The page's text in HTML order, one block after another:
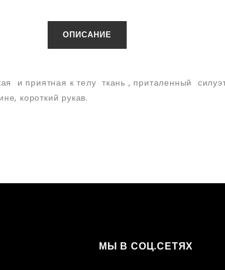
ОПИСАНИЕ
и приятная к телу ткань , приталенный
короткий рукав.
МЫ В СОЦ.СЕТЯХ